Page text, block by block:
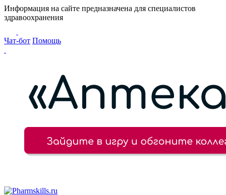
Информация на сайте предназначена для специалистов
здравоохранения
Чат-бот Помощь